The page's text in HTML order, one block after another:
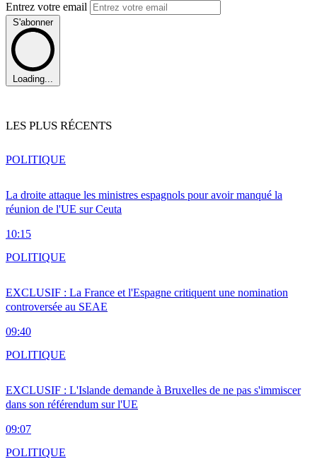
Entrez votre email
S'abonner
Loading...
LES PLUS RÉCENTS
La droite attaque les ministres espagnols pour avoir manqué la
réunion de l'UE sur Ceuta
10:15
POLITIQUE
EXCLUSIF : La France et l'Espagne critiquent une nomination
controversée au SEAE
09:40
POLITIQUE
EXCLUSIF : L'Islande demande à Bruxelles de ne pas s'immiscer
dans son référendum sur l'UE
09:07
POLITIQUE
POLITIQUE